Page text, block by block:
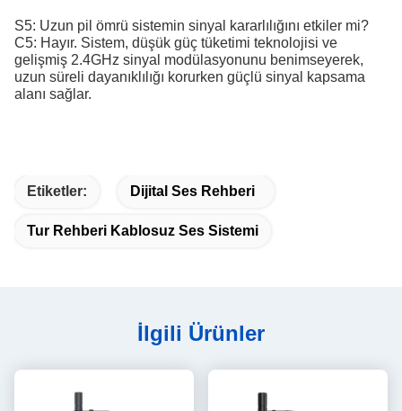
S5: Uzun pil ömrü sistemin sinyal kararlılığını etkiler mi?
C5: Hayır. Sistem, düşük güç tüketimi teknolojisi ve
gelişmiş 2.4GHz sinyal modülasyonunu benimseyerek,
uzun süreli dayanıklılığı korurken güçlü sinyal kapsama
alanı sağlar.
Etiketler: Dijital Ses Rehberi
Tur Rehberi Kablosuz Ses Sistemi
İlgili Ürünler